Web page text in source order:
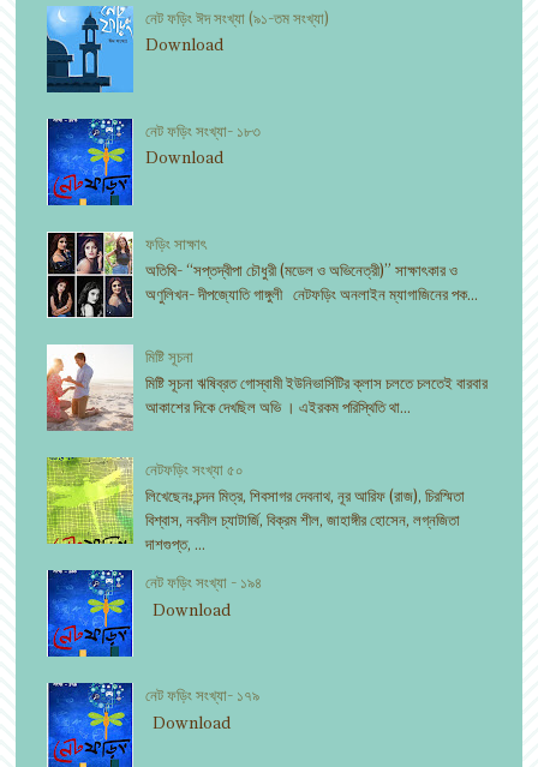
নেট ফড়িং ঈদ সংখ্যা (৯১-তম সংখ্যা)
Download
নেট ফড়িং সংখ্যা- ১৮৩
Download
ফড়িং সাক্ষাৎ
অতিথি- “সপ্তদ্বীপা চৌধুরী (মডেল ও অভিনেত্রী)” সাক্ষাৎকার ও
অণুলিখন- দীপজ্যোতি গাঙ্গুলী নেটফড়িং অনলাইন ম্যাগাজিনের পক...
মিষ্টি সূচনা
মিষ্টি সূচনা ঋষিব্রত গোস্বামী ইউনিভার্সিটির ক্লাস চলতে চলতেই বারবার
আকাশের দিকে দেখছিল অভি । এইরকম পরিস্থিতি থা...
নেটফড়িং সংখ্যা ৫০
লিখেছেনঃ চন্দন মিত্র, শিবসাগর দেবনাথ, নূর আরিফ (রাজ), চিরস্মিতা
বিশ্বাস, নবনীল চ্যাটার্জি, বিক্রম শীল, জাহাঙ্গীর হোসেন, লগ্নজিতা
দাশগুপ্ত, ...
নেট ফড়িং সংখ্যা - ১৯৪
Download
নেট ফড়িং সংখ্যা- ১৭৯
Download